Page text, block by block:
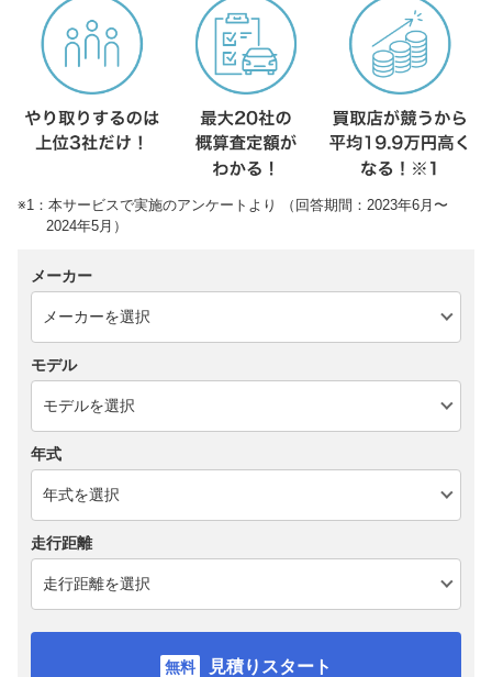
※1：本サービスで実施のアンケートより （回答期間：2023年6月〜
2024年5月）
メーカー
モデル
年式
走行距離
見積りスタート